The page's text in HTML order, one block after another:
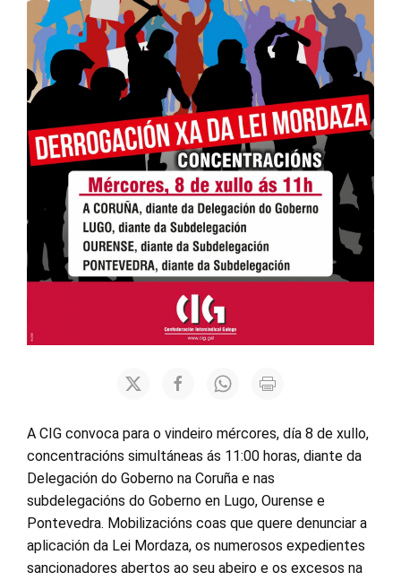
A CIG convoca para o vindeiro mércores, día 8 de xullo,
concentracións simultáneas ás 11:00 horas, diante da
Delegación do Goberno na Coruña e nas
subdelegacións do Goberno en Lugo, Ourense e
Pontevedra. Mobilizacións coas que quere denunciar a
aplicación da Lei Mordaza, os numerosos expedientes
sancionadores abertos ao seu abeiro e os excesos na